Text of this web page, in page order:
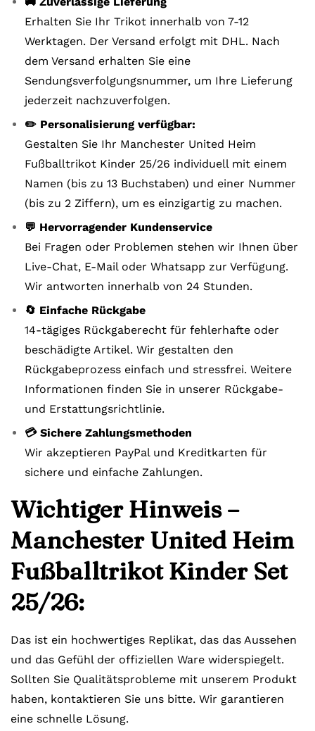
Erhalten Sie Ihr Trikot innerhalb von 7-12
Werktagen. Der Versand erfolgt mit DHL. Nach
dem Versand erhalten Sie eine
Sendungsverfolgungsnummer, um Ihre Lieferung
jederzeit nachzuverfolgen.
✏️ Personalisierung verfügbar:
Gestalten Sie Ihr Manchester United Heim
Fußballtrikot Kinder 25/26 individuell mit einem
Namen (bis zu 13 Buchstaben) und einer Nummer
(bis zu 2 Ziffern), um es einzigartig zu machen.
💬 Hervorragender Kundenservice
Bei Fragen oder Problemen stehen wir Ihnen über
Live-Chat, E-Mail oder Whatsapp zur Verfügung.
Wir antworten innerhalb von 24 Stunden.
🔄 Einfache Rückgabe
14-tägiges Rückgaberecht für fehlerhafte oder
beschädigte Artikel. Wir gestalten den
Rückgabeprozess einfach und stressfrei. Weitere
Informationen finden Sie in unserer Rückgabe-
und Erstattungsrichtlinie.
💳 Sichere Zahlungsmethoden
Wir akzeptieren PayPal und Kreditkarten für
sichere und einfache Zahlungen.
Wichtiger Hinweis –
Manchester United Heim
Fußballtrikot Kinder Set
25/26:
Das ist ein hochwertiges Replikat, das das Aussehen
und das Gefühl der offiziellen Ware widerspiegelt.
Sollten Sie Qualitätsprobleme mit unserem Produkt
haben, kontaktieren Sie uns bitte. Wir garantieren
eine schnelle Lösung.